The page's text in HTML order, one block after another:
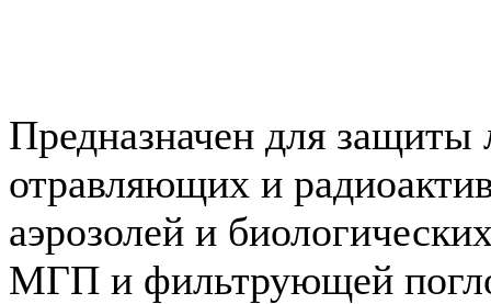
Предназначен для защиты
отравляющих и
аэрозолей и
МГП и фильтрующей